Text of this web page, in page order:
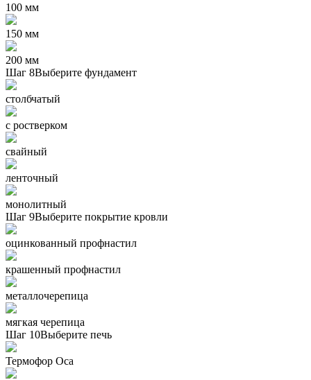
100 мм
150 мм
200 мм
Шаг 8Выберите фундамент
столбчатый
с ростверком
свайный
ленточный
монолитный
Шаг 9Выберите покрытие кровли
оцинкованный профнастил
крашенный профнастил
металлочерепица
мягкая черепица
Шаг 10Выберите печь
Термофор Oса